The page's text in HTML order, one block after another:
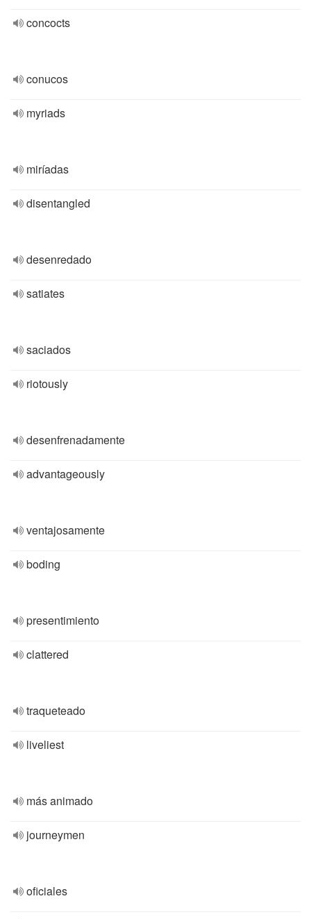
concocts
conucos
myriads
miríadas
disentangled
desenredado
satiates
saciados
riotously
desenfrenadamente
advantageously
ventajosamente
boding
presentimiento
clattered
traqueteado
liveliest
más animado
journeymen
oficiales